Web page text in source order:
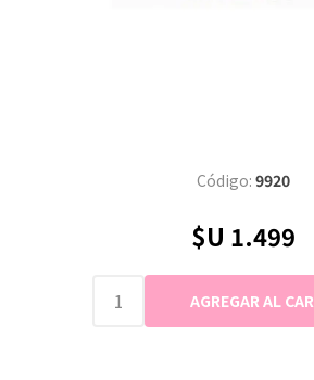
Código: 9920
$U 1.499